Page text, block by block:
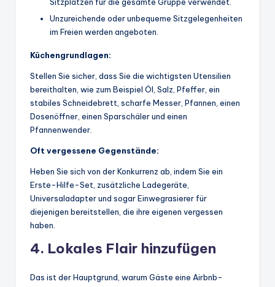
Unzureichende oder unbequeme Sitzgelegenheiten
im Freien werden angeboten.
Küchengrundlagen:
Stellen Sie sicher, dass Sie die wichtigsten Utensilien
bereithalten, wie zum Beispiel Öl, Salz, Pfeffer, ein
stabiles Schneidebrett, scharfe Messer, Pfannen, einen
Dosenöffner, einen Sparschäler und einen
Pfannenwender.
Oft vergessene Gegenstände:
Heben Sie sich von der Konkurrenz ab, indem Sie ein
Erste-Hilfe-Set, zusätzliche Ladegeräte,
Universaladapter und sogar Einwegrasierer für
diejenigen bereitstellen, die ihre eigenen vergessen
haben.
4. Lokales Flair hinzufügen
Das ist der Hauptgrund, warum Gäste eine Airbnb-